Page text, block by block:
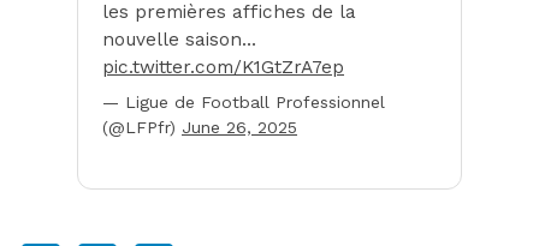
les premières affiches de la
nouvelle saison…
pic.twitter.com/K1GtZrA7ep
— Ligue de Football Professionnel
(@LFPfr) June 26, 2025